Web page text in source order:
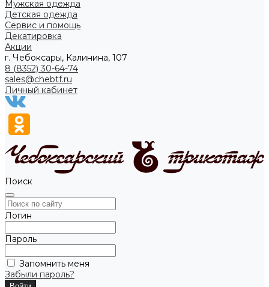
Мужская одежда
Детская одежда
Сервис и помощь
Декатировка
Акции
г. Чебоксары, Калинина, 107
8 (8352) 30-64-74
sales@chebtf.ru
Личный кабинет
Поиск
Логин
Пароль
Запомнить меня
Забыли пароль?